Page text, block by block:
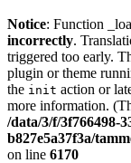
Notice: Function
incorrectly.
triggered too early.
plugin or theme
the init action or
more information.
/data/3/f/3f766498-
b827e5a37f3a/
on line 6170